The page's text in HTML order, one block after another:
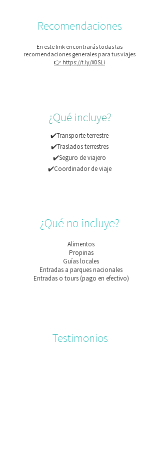
Recomendaciones
En este link encontrarás todas las
recomendaciones generales para tus viajes
👉 https://t.ly/X0SLi
¿Qué incluye?
✔️Transporte terrestre
✔️Traslados terrestres
✔️Seguro de viajero
✔️Coordinador de viaje
¿Qué no incluye?
Alimentos
Propinas
Guías locales
Entradas a parques nacionales
Entradas o tours (pago en efectivo)
Testimonios